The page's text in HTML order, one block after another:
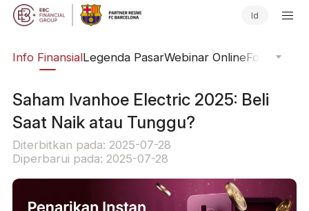
Id
Info FinansialLegenda PasarWebinar OnlineFokus
Saham Ivanhoe Electric 2025: Beli
Saat Naik atau Tunggu?
Diterbitkan pada: 2025-07-28
Diperbarui pada: 2025-07-28